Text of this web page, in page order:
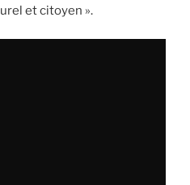
et citoyen ».